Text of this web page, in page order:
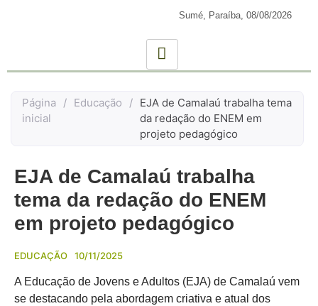
Sumé, Paraíba, 08/08/2026
Página
inicial
/ Educação / EJA de Camalaú trabalha tema
da redação do ENEM em
projeto pedagógico
EJA de Camalaú trabalha
tema da redação do ENEM
em projeto pedagógico
EDUCAÇÃO 10/11/2025
A Educação de Jovens e Adultos (EJA) de Camalaú vem
se destacando pela abordagem criativa e atual dos